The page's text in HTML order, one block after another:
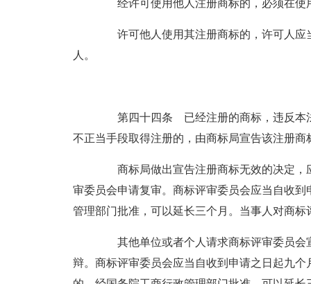
经许可使用他人注册商标的，必须在使
许可他人使用其注册商标的，许可人应
人。
第四十四条 已经注册的商标，违反本法
不正当手段取得注册的，由商标局宣告该注册
商标局做出宣告注册商标无效的决定，
审委员会申请复审。商标评审委员会应当自收
管理部门批准，可以延长三个月。当事人对商
其他单位或者个人请求商标评审委员会
辩。商标评审委员会应当自收到申请之日起九